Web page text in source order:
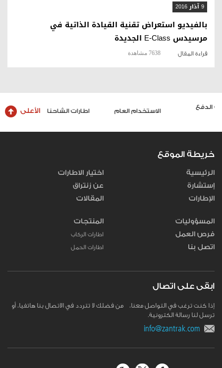
9 آذار 2016
بالفيديو استعراض تقنية القيادة الذاتية في
مرسيدس E-Class الجديدة
قراءة المقال 7638 مشاهدة
الاستخدام العام اطارات الشاحنات والحافلات الأعلى
خريطة الموقع
الرئيسية
إستشارة
الإطارات
اختيار الاطارات
عن زنتراق
المقالات
المسؤوليات
فرص العمل
اتصل بنا
المنتجات
اطارات الركاب
اطارات الحمل
ابقى على اتصال
إذا كنت ترغب في التواصل معنا، من فضلك لا تتردد في الاتصال بنا هاتفيا، أو
ترسل لنا رسالة الكترونية.